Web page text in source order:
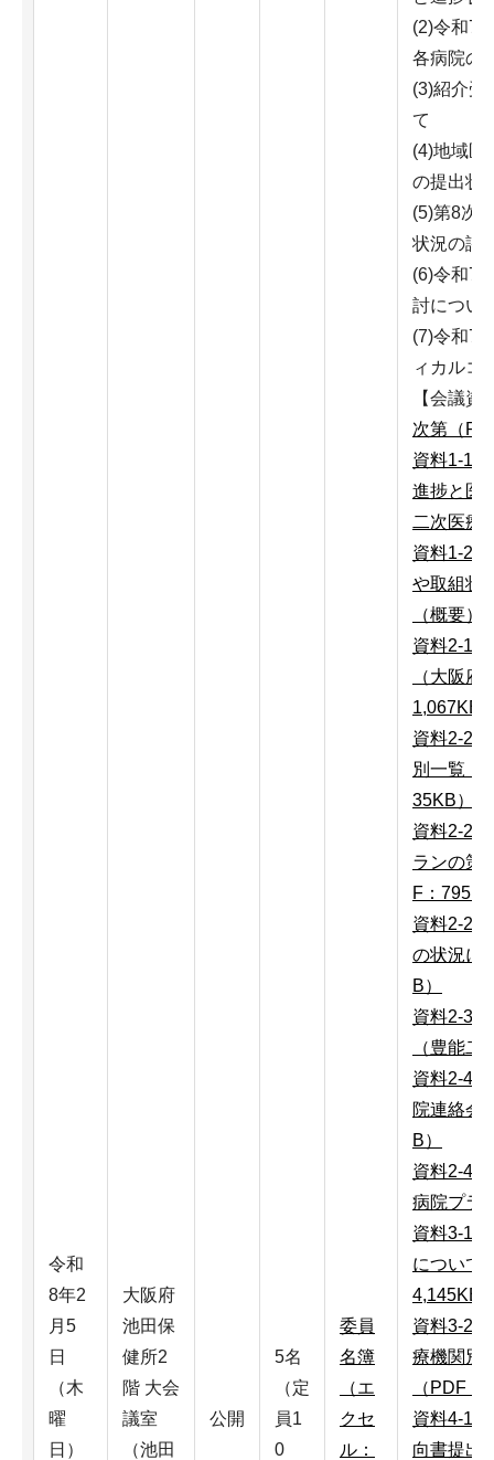
令和
8年2
月5
日
（木
曜
日）
大阪府
池田保
健所2
階 大会
議室
（池田
公開
5名
（定
員1
0
委員
名簿
（エ
クセ
ル：
(2)令和7
各病院の
(3)紹介受
て
(4)地域医
の提出状
(5)第8次
状況の評
(6)令和7
討につい
(7)令和7
ィカルコ
【会議資
次第（
資料1-1
進捗と医
二次医療
資料1-2
や取組状
（概要
資料2-1
（大阪
1,067KB
資料2-2
別一覧（
35KB）
資料2-2
ランの策
F：
資料2-2
の状況に
B）
資料2-3
（豊能
資料2-4
院連絡会
B）
資料2-4
病院プラ
資料3-1
について
4,145KB
資料3-2
療機関別
（PDF：
資料4-1
向書提出